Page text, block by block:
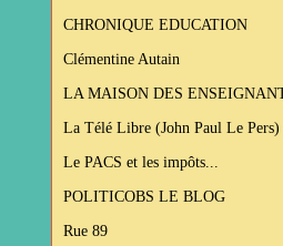
CHRONIQUE EDUCATION
Clémentine Autain
LA MAISON DES
La Télé Libre (John Paul Le Pers)
Le PACS et les impôts...
POLITICOBS LE BLOG
Rue 89